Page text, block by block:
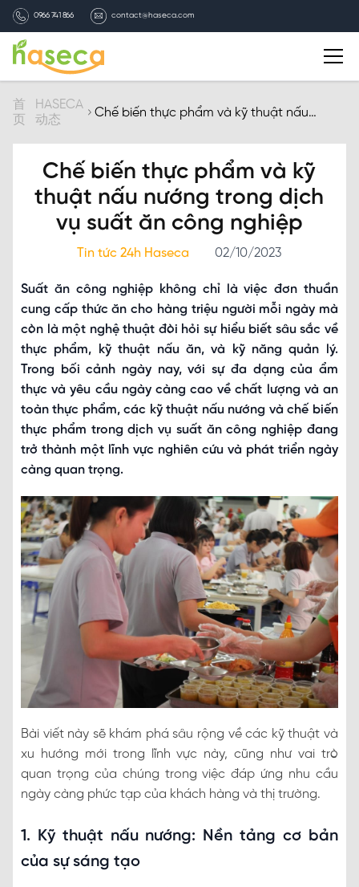
0966 741 866 contact@haseca.com
简介
选择HASECA
HASECA业务
HASECA动态
招聘信息
联系我们
首
页
HASECA
动态
Chế biến thực phẩm và kỹ thuật nấu
Chế biến thực phẩm và kỹ
thuật nấu nướng trong dịch
vụ suất ăn công nghiệp
Tin tức 24h Haseca 02/10/2023
Suất ăn công nghiệp không chỉ là việc đơn thuần
cung cấp thức ăn cho hàng triệu người mỗi ngày mà
còn là một nghệ thuật đòi hỏi sự hiểu biết sâu sắc về
thực phẩm, kỹ thuật nấu ăn, và kỹ năng quản lý.
Trong bối cảnh ngày nay, với sự đa dạng của ẩm
thực và yêu cầu ngày càng cao về chất lượng và an
toàn thực phẩm, các kỹ thuật nấu nướng và chế biến
thực phẩm trong dịch vụ suất ăn công nghiệp đang
trở thành một lĩnh vực nghiên cứu và phát triển ngày
càng quan trọng.
Bài viết này sẽ khám phá sâu rộng về các kỹ thuật và
xu hướng mới trong lĩnh vực này, cũng như vai trò
quan trọng của chúng trong việc đáp ứng nhu cầu
ngày càng phức tạp của khách hàng và thị trường.
1. Kỹ thuật nấu nướng: Nền tảng cơ bản
của sự sáng tạo